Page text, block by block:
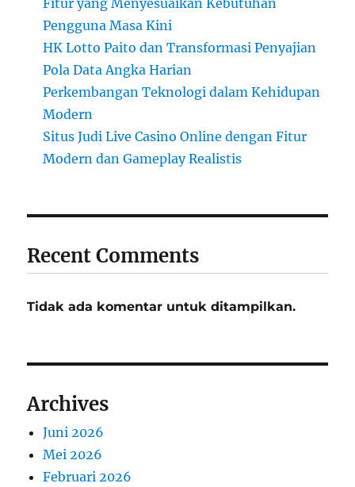
Fitur yang Menyesuaikan Kebutuhan
Pengguna Masa Kini
HK Lotto Paito dan Transformasi Penyajian
Pola Data Angka Harian
Perkembangan Teknologi dalam Kehidupan
Modern
Situs Judi Live Casino Online dengan Fitur
Modern dan Gameplay Realistis
Recent Comments
Tidak ada komentar untuk ditampilkan.
Archives
Juni 2026
Mei 2026
Februari 2026